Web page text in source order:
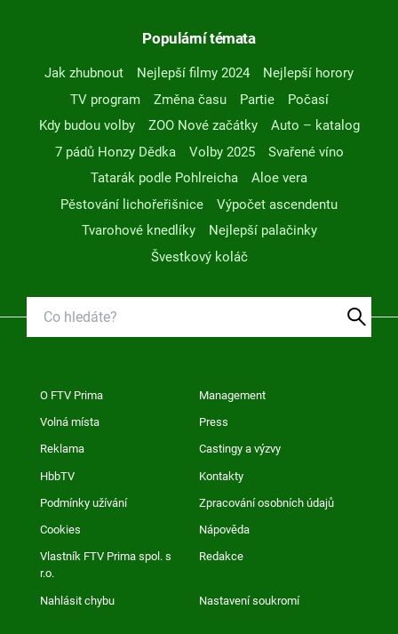
Populární témata
Jak zhubnout Nejlepší filmy 2024
Nejlepší horory
TV program
Změna času Partie
Počasí
Kdy budou volby
ZOO Nové začátky
Auto – katalog
7 pádů Honzy Dědka
Volby 2025
Svařené víno
Tatarák podle Pohlreicha
Aloe vera
Pěstování lichořeřišnice
Výpočet ascendentu
Tvarohové knedlíky
Nejlepší palačinky
Švestkový koláč
O FTV Prima Management
Volná místa Press
Reklama Castingy a výzvy
HbbTV Kontakty
Podmínky užívání Zpracování osobních údajů
Cookies Nápověda
Vlastník FTV Prima spol. s
r.o.
Redakce
Nahlásit chybu Nastavení soukromí